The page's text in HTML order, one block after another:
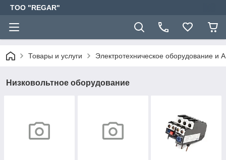
TOO "REGAR"
Товары и услуги Электротехническое оборудование и
Низковольтное оборудование